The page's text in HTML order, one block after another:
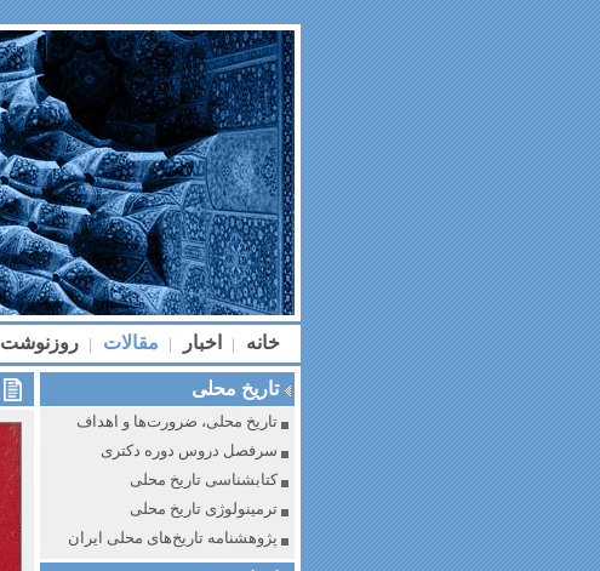
خانه | اخبار | مقالات | روزنوشت
تاریخ محلی
تاریخ محلی، ضرورت‌ها و اهداف
سرفصل دروس دوره دکتری
کتابشناسی تاریخ محلی
ترمینولوژی تاریخ محلی
پژوهشنامه تاریخ‌های محلی ایران